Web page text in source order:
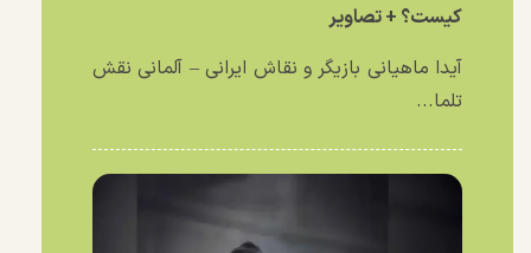
کیست؟ + تصاویر
آیدا ماهیانی بازیگر و نقاش ایرانی – آلمانی نقش
تلما...